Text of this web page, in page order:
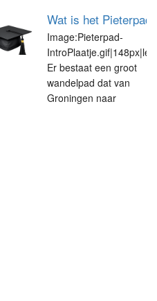
Wat is het Pieterpad
Image:Pieterpad-
IntroPlaatje.gif|148px|left
Er bestaat een groot
wandelpad dat van
Groningen naar